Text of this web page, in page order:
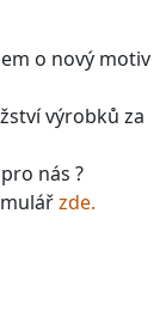
o nový motiv
výrobků za
nás ?
zde.